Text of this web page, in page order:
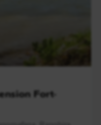
Fort-